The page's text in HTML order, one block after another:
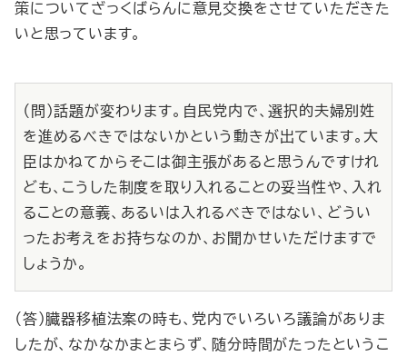
策についてざっくばらんに意見交換をさせていただきた
いと思っています。
（問）話題が変わります。自民党内で、選択的夫婦別姓
を進めるべきではないかという動きが出ています。大
臣はかねてからそこは御主張があると思うんですけれ
ども、こうした制度を取り入れることの妥当性や、入れ
ることの意義、あるいは入れるべきではない、どうい
ったお考えをお持ちなのか、お聞かせいただけますで
しょうか。
（答）臓器移植法案の時も、党内でいろいろ議論がありま
したが、なかなかまとまらず、随分時間がたったというこ